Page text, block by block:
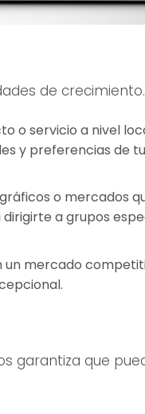
de crecimiento.
o servicio a nivel
y preferencias de
o mercados
a grupos
mercado
garantiza que